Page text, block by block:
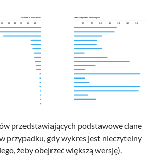
przedstawiających podstawowe dane
przypadku, gdy wykres jest nieczytelny
żeby obejrzeć większą wersję).